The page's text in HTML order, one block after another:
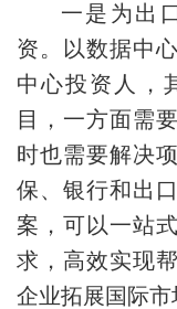
一是为出
资。以数据中
中心投资人，
目，一方面需
时也需要解决
保、银行和出
案，可以一站
求，高效实现
企业拓展国际市